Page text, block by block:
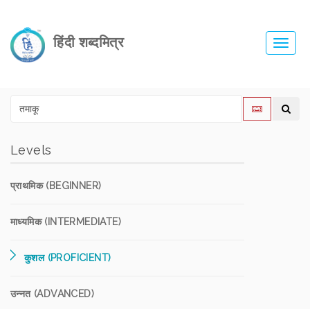
हिंदी शब्दमित्र
Levels
प्राथमिक (BEGINNER)
माध्यमिक (INTERMEDIATE)
कुशल (PROFICIENT)
उन्नत (ADVANCED)